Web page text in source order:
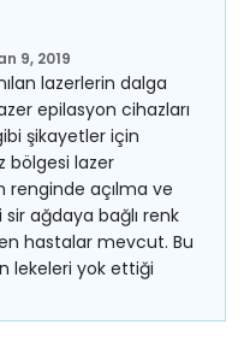
9, 2019
lazerlerin dalga
epilasyon cihazları
şikayetler için
bölgesi lazer
renginde açılma ve
ağdaya bağlı renk
hastalar mevcut. Bu
lekeleri yok ettiği